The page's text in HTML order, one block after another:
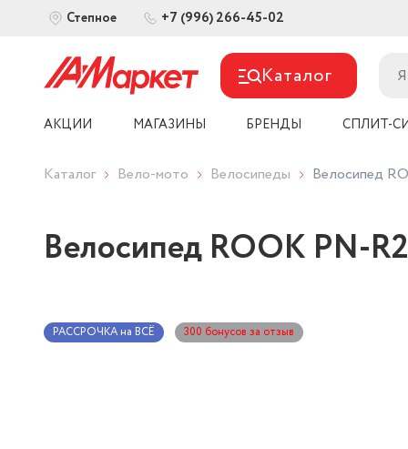
Степное +7 (996) 266-45-02
Каталог
АКЦИИ МАГАЗИНЫ БРЕНДЫ СПЛИТ-
Каталог Вело-мото Велосипеды Велосипед
Велосипед ROOK PN-
РАССРОЧКА на ВСЁ 300 бонусов за отзыв